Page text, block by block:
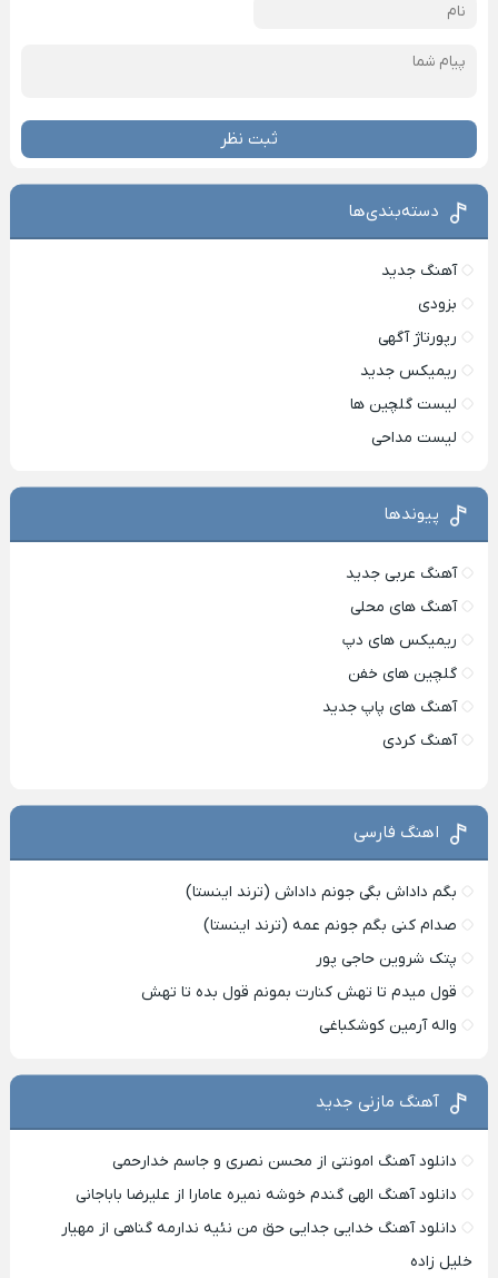
ثبت نظر
دسته‌بندی‌ها
آهنگ جدید
بزودی
رپورتاژ آگهی
ریمیکس جدید
لیست گلچین ها
لیست مداحی
پیوندها
آهنگ عربی جدید
آهنگ های محلی
ریمیکس های دپ
گلچین های خفن
آهنگ های پاپ جدید
آهنگ کردی
اهنگ فارسی
بگم داداش بگی جونم داداش (ترند اینستا)
صدام کنی بگم جونم عمه (ترند اینستا)
پتک شروین حاجی پور
قول میدم تا تهش کنارت بمونم قول بده تا تهش
واله آرمین کوشکباغی
آهنگ مازنی جدید
دانلود آهنگ امونتی از محسن نصری و جاسم خدارحمی
دانلود آهنگ الهی گندم خوشه نمیره عامارا از علیرضا باباجانی
دانلود آهنگ خدایی جدایی حق من نئیه ندارمه گناهی از مهیار
خلیل زاده